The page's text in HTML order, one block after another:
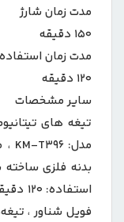
مدت زمان شارژ
۱۵۰ دقیقه
مدت زمان
۱۲۰ دقیقه
سایر مشخصات